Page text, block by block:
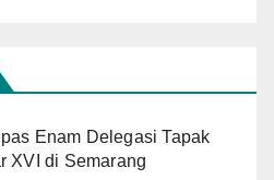
Enam Delegasi Tapak
XVI di Semarang